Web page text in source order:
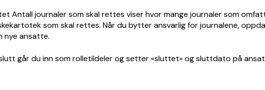
Antall journaler som skal rettes viser hvor mange journaler som
som skal rettes. Når du bytter ansvarlig for journalene,
nye ansatte.
går du inn som rolletildeler og setter «sluttet» og sluttdato på